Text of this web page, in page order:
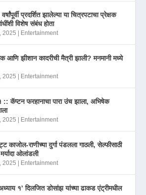
प्रदर्शित झालेल्या या चित्रपटाचा प्रेक्षक
विशेष संबंध होता
2025 Entertainment
आणि झीशान कादरीची मैत्री झाली? मनमानी मध्ये
2025 Entertainment
:: कॅप्टन फरहानाचा पारा उंच झाला, अभिषेक
2025 Entertainment
काजोल-राणीच्या दुर्गा पंडलला गाठली, सेल्फीसाठी
ओलांडली
2025 Entertainment
अध्याय १’ दिलजित डोसांझ यांच्या ढाकड एंट्रीमधील